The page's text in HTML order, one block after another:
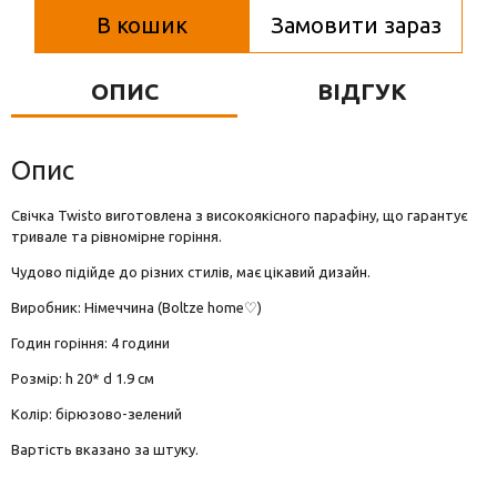
Вази для квітів
Фігурки та статуетки
В кошик Замовити зараз
ОПИС ВІДГУК
Опис
Свічка Twisto виготовлена з високоякісного парафіну, що гарантує
тривале та рівномірне горіння.
Чудово підійде до різних стилів, має цікавий дизайн.
Виробник: Німеччина (Boltze home♡)
Годин горіння: 4 години
Розмір: h 20* d 1.9 см
Колір: бірюзово-зелений
Вартість вказано за штуку.